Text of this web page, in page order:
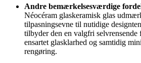
Andre bemærkelsesværdige
Néocéram glaskeramisk glas
tilpasningsevne til nutidige
tilbyder den en valgfri
ensartet glasklarhed og samtidig
rengøring.